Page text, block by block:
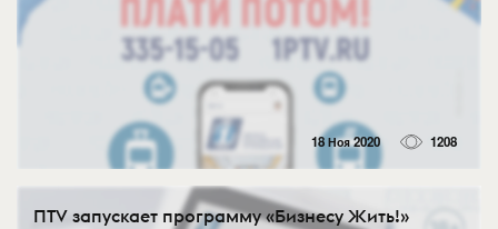
18 Ноя 2020 1208
ПТV запускает программу «Бизнесу Жить!»